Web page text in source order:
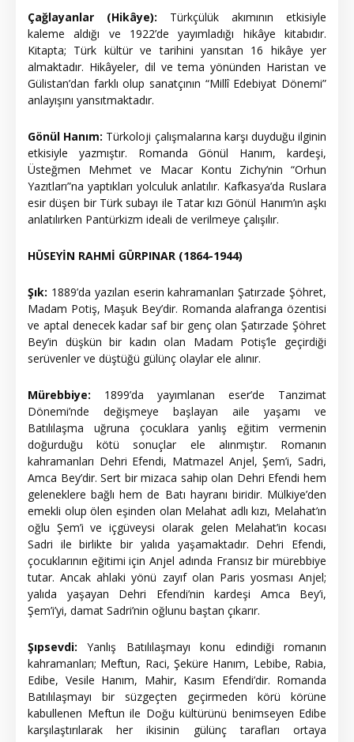
Çağlayanlar (Hikâye): Türkçülük akımının etkisiyle
kaleme aldığı ve 1922’de yayımladığı hikâye kitabıdır.
Kitapta; Türk kültür ve tarihini yansıtan 16 hikâye yer
almaktadır. Hikâyeler, dil ve tema yönünden Haristan ve
Gülistan’dan farklı olup sanatçının “Millî Edebiyat Dönemi”
anlayışını yansıtmaktadır.
Gönül Hanım: Türkoloji çalışmalarına karşı duyduğu ilginin
etkisiyle yazmıştır. Romanda Gönül Hanım, kardeşi,
Üsteğmen Mehmet ve Macar Kontu Zichy’nin “Orhun
Yazıtları”na yaptıkları yolculuk anlatılır. Kafkasya’da Ruslara
esir düşen bir Türk subayı ile Tatar kızı Gönül Hanım’ın aşkı
anlatılırken Pantürkizm ideali de verilmeye çalışılır.
HÜSEYİN RAHMİ GÜRPINAR (1864-1944)
Şık: 1889’da yazılan eserin kahramanları Şatırzade Şöhret,
Madam Potiş, Maşuk Bey’dir. Romanda alafranga özentisi
ve aptal denecek kadar saf bir genç olan Şatırzade Şöhret
Bey’in düşkün bir kadın olan Madam Potiş’le geçirdiği
serüvenler ve düştüğü gülünç olaylar ele alınır.
Mürebbiye: 1899’da yayımlanan eser’de Tanzimat
Dönemi’nde değişmeye başlayan aile yaşamı ve
Batılılaşma uğruna çocuklara yanlış eğitim vermenin
doğurduğu kötü sonuçlar ele alınmıştır. Romanın
kahramanları Dehri Efendi, Matmazel Anjel, Şem’i, Sadri,
Amca Bey’dir. Sert bir mizaca sahip olan Dehri Efendi hem
geleneklere bağlı hem de Batı hayranı biridir. Mülkiye’den
emekli olup ölen eşinden olan Melahat adlı kızı, Melahat’ın
oğlu Şem’i ve içgüveysi olarak gelen Melahat’in kocası
Sadri ile birlikte bir yalıda yaşamaktadır. Dehri Efendi,
çocuklarının eğitimi için Anjel adında Fransız bir mürebbiye
tutar. Ancak ahlaki yönü zayıf olan Paris yosması Anjel;
yalıda yaşayan Dehri Efendi’nin kardeşi Amca Bey’i,
Şem’i’yi, damat Sadri’nin oğlunu baştan çıkarır.
Şıpsevdi:Yanlış Batılılaşmayı konu edindiği romanın
kahramanları; Meftun, Raci, Şeküre Hanım, Lebibe, Rabia,
Edibe, Vesile Hanım, Mahir, Kasım Efendi’dir. Romanda
Batılılaşmayı bir süzgeçten geçirmeden körü körüne
kabullenen Meftun ile Doğu kültürünü benimseyen Edibe
karşılaştırılarak her ikisinin gülünç tarafları ortaya